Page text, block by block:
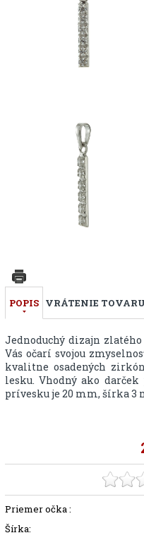
POPIS VRÁTENIE TOVARU
Jednoduchý dizajn
Vás očarí svojou
kvalitne osadených
lesku. Vhodný ako
prívesku je 20 mm, šírka 3
Priemer očka :
Šírka: